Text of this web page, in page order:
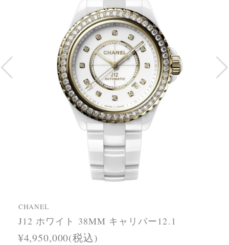
CHANEL
J12 ホワイト 38MM キャリバー12.1
¥4,950,000(税込)